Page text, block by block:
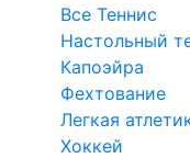
Все Теннис
Настольный
Капоэйра
Фехтование
Легкая
Хоккей